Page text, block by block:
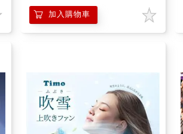
加入購物車